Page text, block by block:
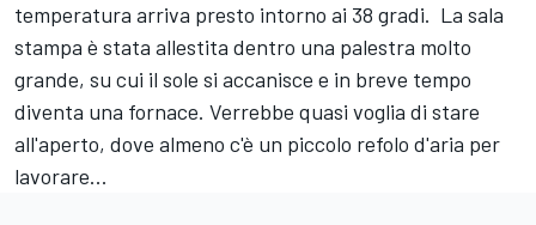
temperatura arriva presto intorno ai 38 gradi. La sala
stampa è stata allestita dentro una palestra molto
grande, su cui il sole si accanisce e in breve tempo
diventa una fornace. Verrebbe quasi voglia di stare
all'aperto, dove almeno c'è un piccolo refolo d'aria per
lavorare...